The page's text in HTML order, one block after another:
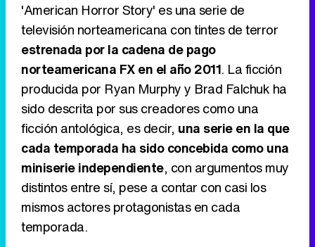
Tráiler en catalán de 'Ravalear', la nueva serie de HBO Max sobre los fondos buitre
'American Horror Story' es una serie de
televisión norteamericana con tintes de terror
estrenada por la cadena de pago
norteamericana FX en el año 2011. La ficción
producida por Ryan Murphy y Brad Falchuk ha
sido descrita por sus creadores como una
ficción antológica, es decir, una serie en la que
cada temporada ha sido concebida como una
miniserie independiente, con argumentos muy
distintos entre sí, pese a contar con casi los
mismos actores protagonistas en cada
temporada.